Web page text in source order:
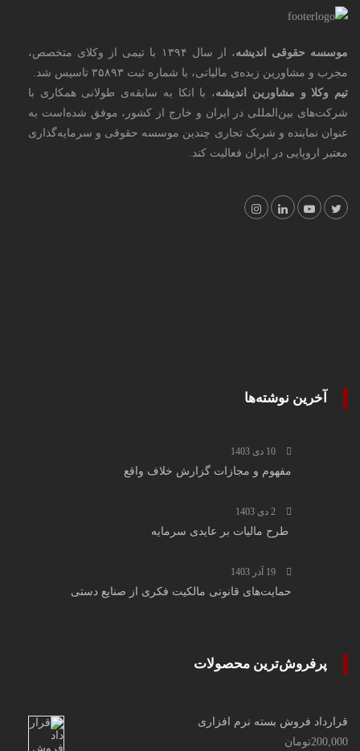
موسسه حقوقی اندیشه
، از سال ۱۳۹۴ با تیمی از وکلای متخصص،
مجرب و مشاورین زبده‌ی مالیاتی، با شماره ثبت ۳۵۸۹۳ تاسیس شد.
تیم وکلا و مشاورین اندیشه، با اتکا به سابقه‌ی طولانی همکاری با
شرکت‌های بین‌المللی در ایران و خارج از کشور، موفق شده‌است به
عنوان نماینده و شریک تجاری چندین موسسه حقوقی و سرمایه‌گذاری
معتبر اروپایی در ایران فعالیت کند.
آخرین نوشته‌ها
10 دی 1403
مفهوم و مجازات گزارش خلاف واقع
2 دی 1403
طرح مالیات بر عایدی سرمایه
19 آذر 1403
حمایت‌های قانونی مالکیت فکری از صنایع دستی
پرفروش‌ترین محصولات
قرارداد فروش بسته نرم افزاری
200,000تومان